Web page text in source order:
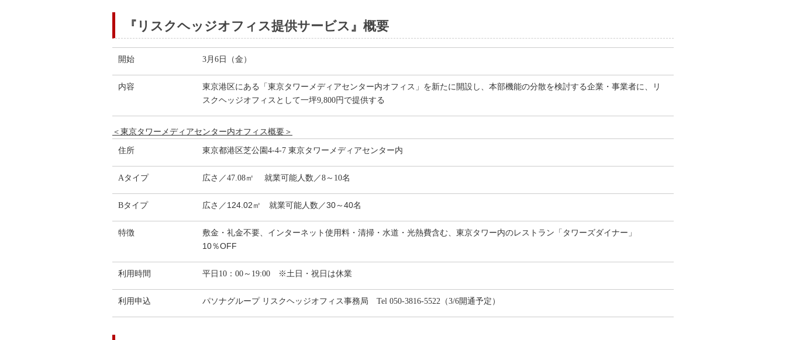
『リスクヘッジオフィス提供サービス』概要
開始 3月6日（金）
内容
東京港区にある「東京タワーメディアセンター内オフィス」を新たに開設し、本部機能の分散を検討する企業・事業者に、リ
スクヘッジオフィスとして一坪9,800円で提供する
＜東京タワーメディアセンター内オフィス概要＞
住所 東京都港区芝公園4-4-7 東京タワーメディアセンター内
Aタイプ 広さ／47.08㎡ 就業可能人数／8～10名
Bタイプ 広さ／124.02㎡ 就業可能人数／30～40名
特徴
敷金・礼金不要、インターネット使用料・清掃・水道・光熱費含む、東京タワー内のレストラン「タワーズダイナー」
10％OFF
利用時間 平日10：00～19:00 ※土日・祝日は休業
利用申込 パソナグループ リスクヘッジオフィス事務局 Tel 050-3816-5522（3/6開通予定）